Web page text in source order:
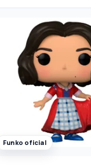
Funko oficial